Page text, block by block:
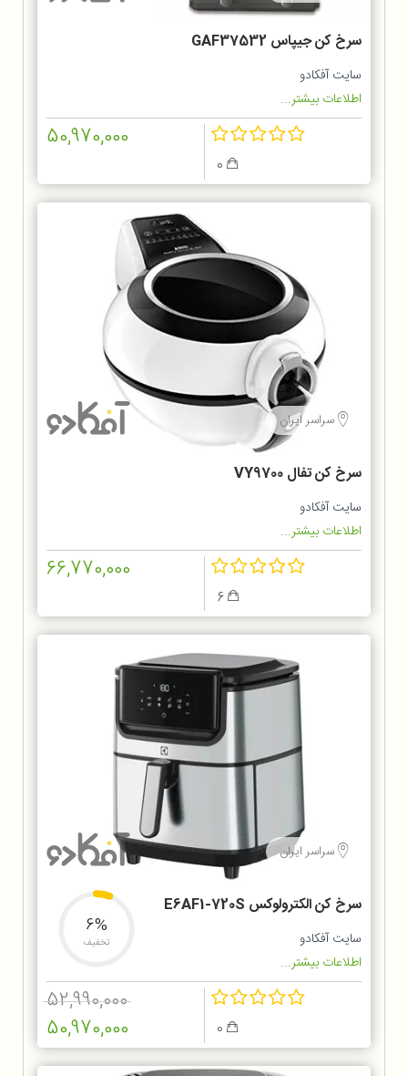
سرخ کن جیپاس GAF37532
سایت آفکادو
اطلاعات بیشتر...
50,970,000
سراسر ایران
سرخ کن تفال VY9700
سایت آفکادو
اطلاعات بیشتر...
66,770,000
سراسر ایران
سرخ کن الکترولوکس E6AF1-720S
سایت آفکادو
اطلاعات بیشتر...
6%
تخفیف
52,990,000
50,970,000